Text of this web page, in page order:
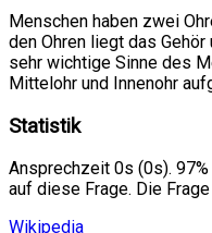
Menschen haben zwei
den Ohren liegt das
sehr wichtige Sinne des
Mittelohr und Innenohr
Statistik
Ansprechzeit 0s (0s).
auf diese Frage. Die
Wikipedia